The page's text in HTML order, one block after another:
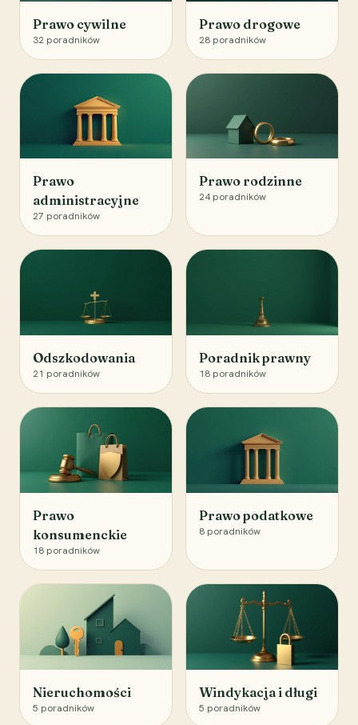
Prawo cywilne
32 poradników
Prawo drogowe
28 poradników
Prawo
administracyjne
27 poradników
Prawo rodzinne
24 poradników
Odszkodowania
21 poradników
Poradnik prawny
18 poradników
Prawo
konsumenckie
18 poradników
Prawo podatkowe
8 poradników
Nieruchomości
5 poradników
Windykacja i długi
5 poradników